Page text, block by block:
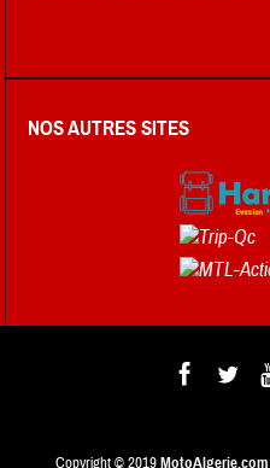
NOS AUTRES SITES
Copyright © 2019MotoAlgerie.com